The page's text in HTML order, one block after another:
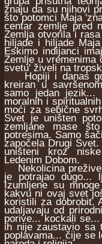
znaju da su njihovi
što potomci Maja
centar zemlje pred
Zemlja otvorila i
hiljade i hiljade
Eskimo indijanci
Zemlje u vremenima
svetu' živeli na
Hopiji i danas
kreiran u
samo jedan
moralnih i
moći za sebične
Svet je uništen
zemljane mase
potresima. Samo
započela Drugi
uništeni kroz
Ledenim Dobom.
Nekolicina
je potrajao dugo...
Izumljene su
kakvu ni ovaj svet
koristili za dobrobit.
udaljavaju od
porive... kockali
ih nije zaustavio sa
poplavama... čije se